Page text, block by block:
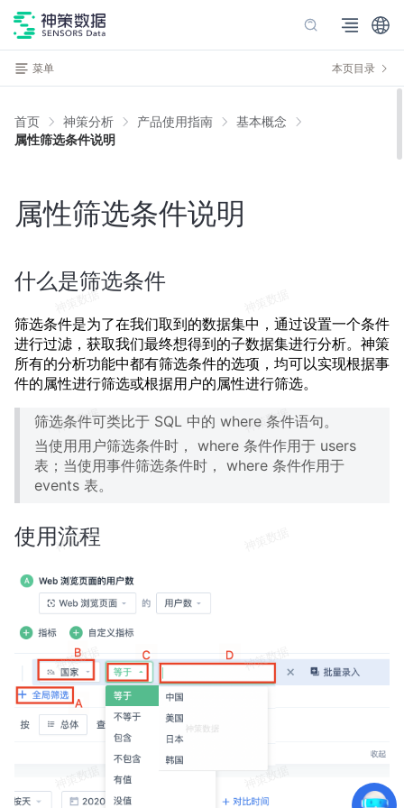
菜单 本页目录
首页 神策分析 产品使用指南
基本概念
属性筛选条件说明
属性筛选条件说明
什么是筛选条件
筛选条件是为了在我们取到的数据集中，通过设置一个条件
进行过滤，获取我们最终想得到的子数据集进行分析。神策
所有的分析功能中都有筛选条件的选项，均可以实现根据事
件的属性进行筛选或根据用户的属性进行筛选。
筛选条件可类比于 SQL 中的 where 条件语句。
当使用用户筛选条件时， where 条件作用于 users
表；当使用事件筛选条件时， where 条件作用于
events 表。
使用流程